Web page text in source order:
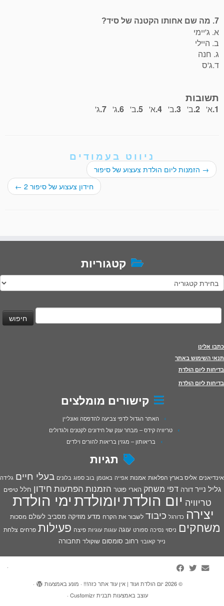
7. מה שם אחותו הקטנה של סיד?
א. ג'יימי
ב. היילי
ג. חנה
ד.ג'ס
תשובות
1. א' 2. ב' 3. ב' 4.א' 5. ב' 6.ג' 7.ג'
ניווט בעמודים
→ הזמנות ליום הולדת צעצוע של סיפור
חידון צעצוע של סיפור 2
←
קטגוריות
קטגוריות
חיפוש:
כתבו אלינו
תנאי השימוש באתר
בדיחות ליום הולדת
בדיחות ליום הולדת
קישורים מומלצים
האתר הגדול לדפי צביעה להדפסה ואונליין
טריוויה קידס – מבחר ענק של חידונים לקטנים ולגדולים
בריאותון – מגזין בריאות להורים וילדים
תגיות
אינדיאנים אליס בארץ הפלאות אמנות אפייה באטמן בוב ספוג בלונים בעלי חיים גלידה
גליל נייר דורה דפי משחק הארי פוטר הזמנות הפתעות חידון חלל טיפים
טריוויה יום הולדתיומולדתימי הולדת
יצירה כדורגל כיבוד לשבור את הקרח מדע מוזיקה מסביב לעולם מסכות
משחקים ניסוי נסיכה ספורט עוגה עוגות עוגיות פיצה פעילות פרחים צלחת
נייר קאובוי רחוב סומסום שוקולד תחבורה
·
© 2026 יום הולדת ועוד | אין עוד אתר כזה!!! · מונע באמצעות
·
עוצב באמצעות תבנית Customizr ·